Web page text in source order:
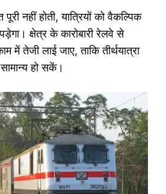
नहीं होती, यात्रियों को वैकल्पिक
क्षेत्र के कारोबारी रेलवे से
में तेजी लाई जाए, ताकि तीर्थयात्रा
हो सकें।